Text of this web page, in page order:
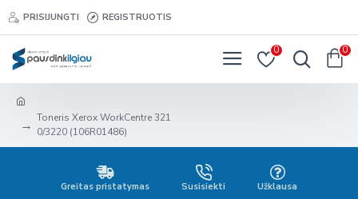
PRISIJUNGTI REGISTRUOTIS
0 0
Toneris Xerox WorkCentre 321
0/3220 (106R01486)
Greitas pristatymas Susisiekti Užklausa